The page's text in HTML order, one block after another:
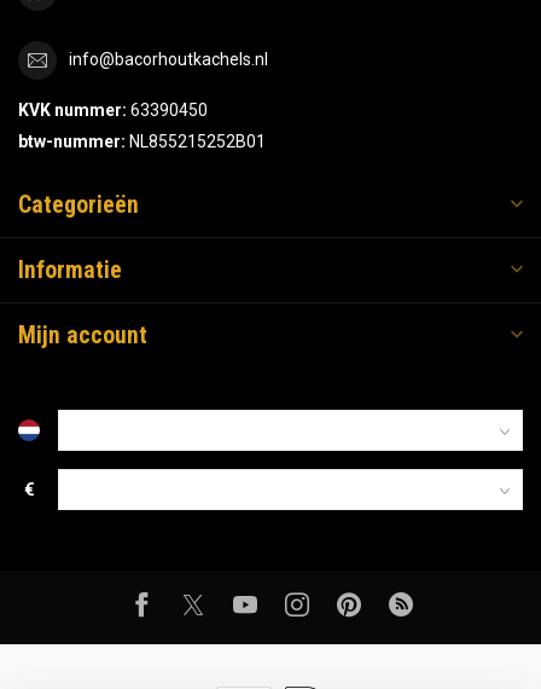
info@bacorhoutkachels.nl
KVK nummer: 63390450
btw-nummer: NL855215252B01
Categorieën
Informatie
Mijn account
€